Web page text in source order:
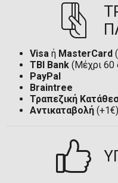
Visa ή MasterCard
TBI Bank (Μέχρι 60
PayPal
Braintree
Τραπεζική
Αντικαταβολή (+1€)